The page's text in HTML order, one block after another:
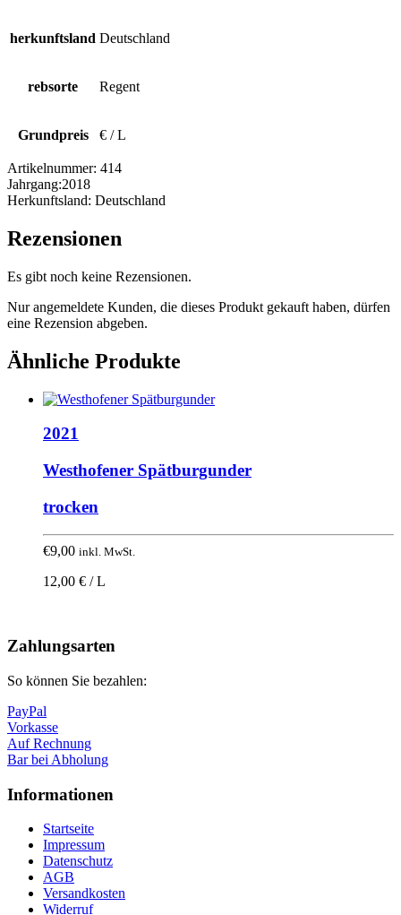
herkunftsland Deutschland
rebsorte Regent
Grundpreis € / L
Artikelnummer: 414
Jahrgang:2018
Herkunftsland: Deutschland
Rezensionen
Es gibt noch keine Rezensionen.
Nur angemeldete Kunden, die dieses Produkt gekauft haben, dürfen
eine Rezension abgeben.
Ähnliche Produkte
2021
Westhofener Spätburgunder
trocken
€9,00 inkl. MwSt.
12,00 € / L
oben
Zahlungsarten
So können Sie bezahlen:
PayPal
Vorkasse
Auf Rechnung
Bar bei Abholung
Informationen
Startseite
Impressum
Datenschutz
AGB
Versandkosten
Widerruf